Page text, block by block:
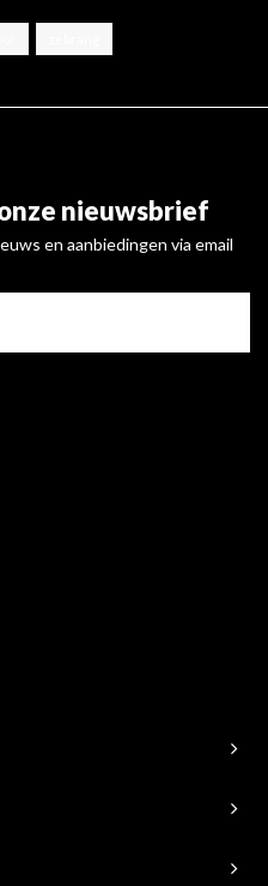
nieuwsbrief
en aanbiedingen via email